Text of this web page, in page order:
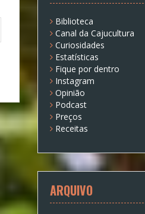
Biblioteca
Canal da Cajucultura
Curiosidades
Estatísticas
Fique por dentro
Instagram
Opinião
Podcast
Preços
Receitas
ARQUIVO